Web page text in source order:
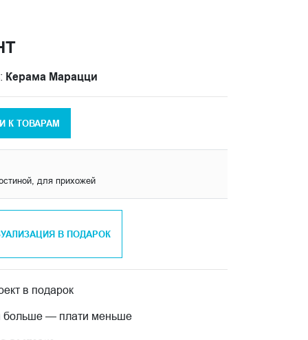
Керама Марацци
К ТОВАРАМ
для прихожей
В ПОДАРОК
в подарок
больше — плати меньше